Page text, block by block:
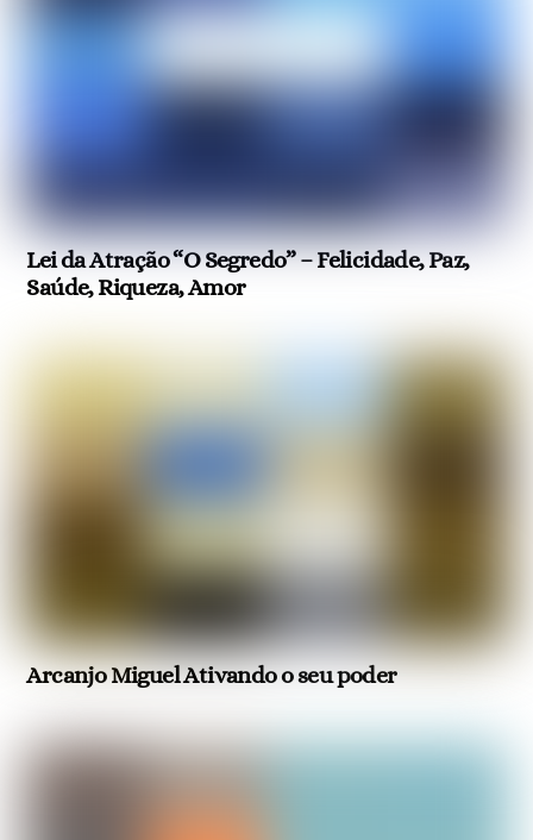
Lei da Atração “O Segredo” – Felicidade, Paz,
Saúde, Riqueza, Amor
Arcanjo Miguel Ativando o seu poder